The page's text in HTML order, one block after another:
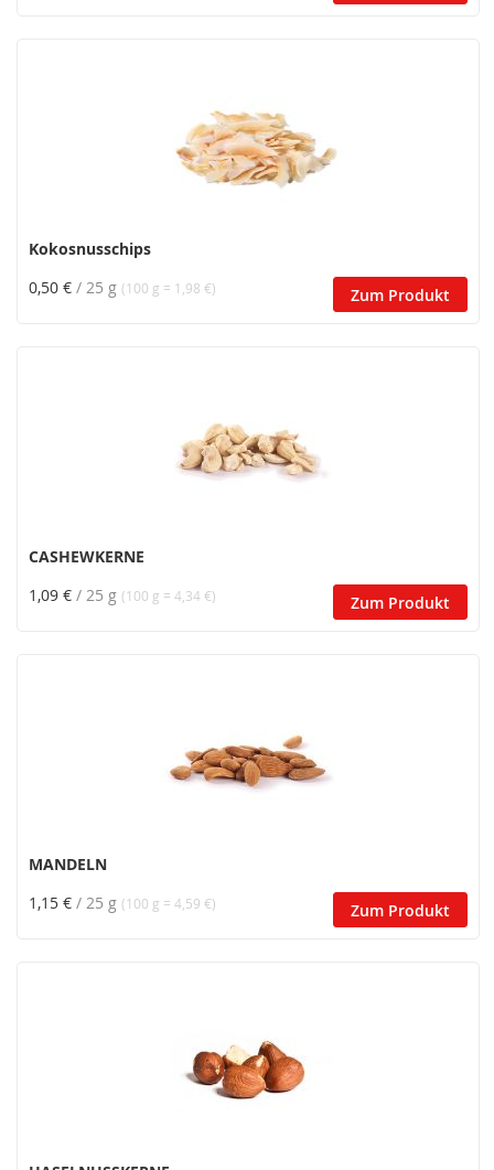
Kokosnusschips
0,50 € / 25 g (100 g = 1,98 €) Zum Produkt
CASHEWKERNE
1,09 € / 25 g (100 g = 4,34 €) Zum Produkt
MANDELN
1,15 € / 25 g (100 g = 4,59 €) Zum Produkt